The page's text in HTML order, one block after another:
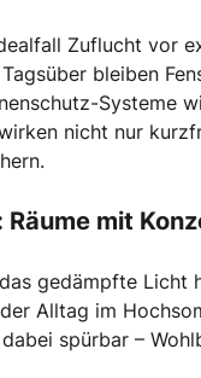
Zuflucht vor
bleiben
Systeme
nicht nur
mit
gedämpfte Licht
Alltag im
spürbar –